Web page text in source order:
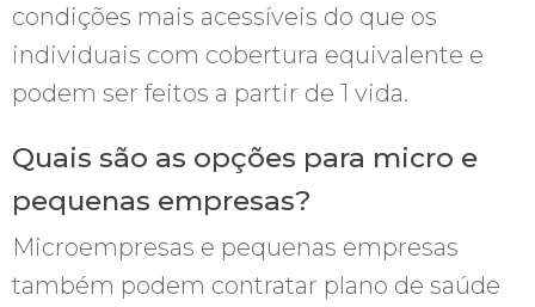
condições mais acessíveis do que os
individuais com cobertura equivalente e
podem ser feitos a partir de 1 vida.
Quais são as opções para micro e
pequenas empresas?
Microempresas e pequenas empresas
também podem contratar plano de saúde